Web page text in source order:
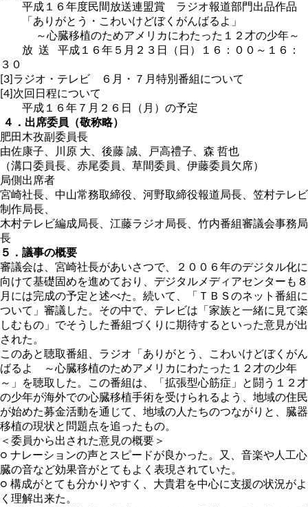
平成１６年度民間放送連盟賞 ラジオ報道部門出品作品
「ありがとう・こわいけどぼくがんばるよ」
～心臓移植のためアメリカにわたった１２才の少年～
放 送 平成１６年５月２３日（日）１６：００～１６：
３０
[3]ラジオ・テレビ ６月・７月特別番組について
[4]次回日程について
平成１６年７月２６日（月）の予定
４．出席委員（敬称略）
肥田木孜副委員長
由佐康子、川原 大、後藤 誠、戸高禮子、森 哲也
（溝口委員長、赤尾委員、草間委員、伊藤委員欠席）
局側出席者
宮崎社長、中山常務取締役、河野取締役報道局長、笠村テレビ
制作局長、
木村テレビ編成局長、江藤ラジオ局長、竹内番組審議会事務局
長
５．議事の概要
審議会は、宮崎社長があいさつで、２００６年のデジタル化に
向けて基礎固めを進めており、デジタルメディアセンターも８
月には完成の予定と述べた。続いて、「ＴＢＳのネット番組に
ついて」審議した。その中で、テレビは「家族と一緒に見て楽
しむもの」でそうした番組づくりに期待するといった意見が出
された。
このあと聴取番組、ラジオ「ありがとう、こわいけどぼくがん
ばるよ ～心臓移植のためアメリカにわたった１２才の少年
～」を聴取した。この番組は、「拡張型心筋症」と闘う１２才
の少年が海外での心臓移植手術を受けられるよう、地域の住民
が始めた募金活動を通じて、地域の人たちのつながりと、臓器
移植の現状と問題点を追ったもの。
＜委員から出された意見の概要＞
○ ナレーションの声とスピードが良かった。又、音楽や人工心
臓の音など効果音がとてもよく表現されていた。
○ 構成がとても分かりやすく、大貴君を中心に支援の状況がよ
く理解出来た。